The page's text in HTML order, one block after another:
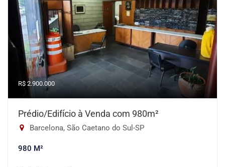
R$ 2.900.000
Prédio/Edifício à Venda com 980m²
Barcelona, São Caetano do Sul-SP
980 M²